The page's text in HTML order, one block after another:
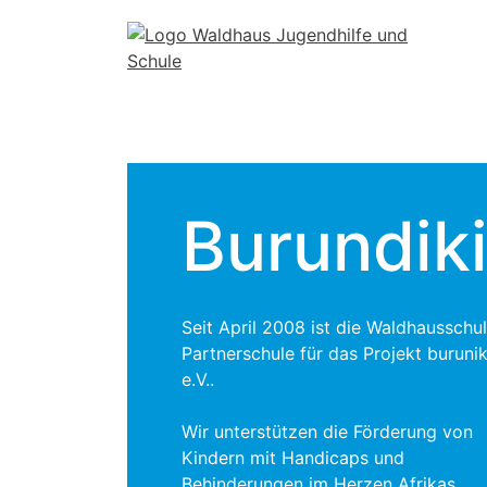
Seit April 2008 ist die
Partnerschule für das Projekt
e.V..
Wir unterstützen die Förderung von
Kindern mit Handicaps und